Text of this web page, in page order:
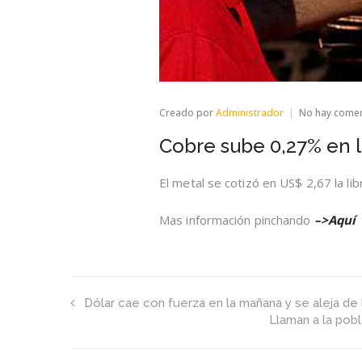
Creado porAdministrador No hay
Cobre sube 0,27%
El metal se cotizó en US$ 2,67 la
Mas información pinchando –>Aquí
Dólar cae con fuerza en la mañana y se aleja
Llaman a la